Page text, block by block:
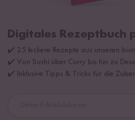
Digitales Rezeptbuch
✔️ 25 leckere Rezepte aus unseren
✔️ Von Sushi über Curry bis hin zu
✔️ Inklusive Tipps & Tricks für die